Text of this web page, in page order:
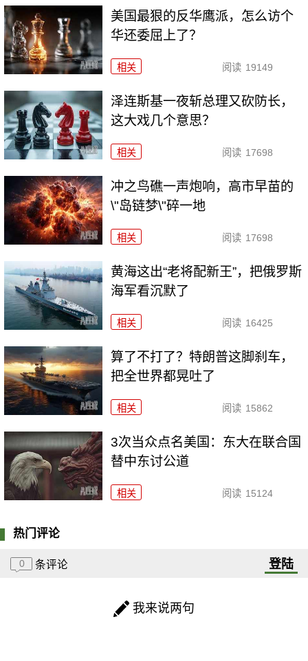
美国最狠的反华鹰派，怎么访个
华还委屈上了？
相关 阅读 19149
泽连斯基一夜斩总理又砍防长，
这大戏几个意思？
相关 阅读 17698
冲之鸟礁一声炮响，高市早苗的
\"岛链梦\"碎一地
相关 阅读 17698
黄海这出“老将配新王”，把俄罗斯
海军看沉默了
相关 阅读 16425
算了不打了？特朗普这脚刹车，
把全世界都晃吐了
相关 阅读 15862
3次当众点名美国：东大在联合国
替中东讨公道
相关 阅读 15124
热门评论
0 条评论 登陆
我来说两句